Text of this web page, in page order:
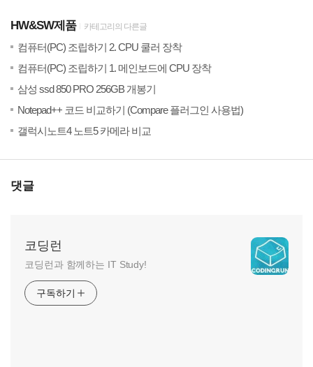
HW&SW제품 카테고리의 다른글
컴퓨터(PC) 조립하기 2. CPU 쿨러 장착
컴퓨터(PC) 조립하기 1. 메인보드에 CPU 장착
삼성 ssd 850 PRO 256GB 개봉기
Notepad++ 코드 비교하기 (Compare 플러그인 사용법)
갤럭시노트4 노트5 카메라 비교
댓글
코딩런
코딩런과 함께하는 IT Study!
구독하기